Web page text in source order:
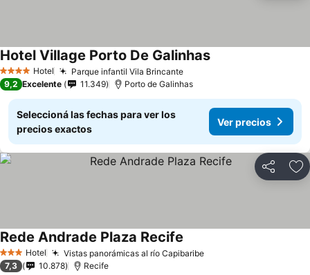
4 EstrellasHotel Parque infantil Vila Brincante
Hotel Village Porto De Galinhas
9,2 Excelente 11.349 Porto de Galinhas
Seleccioná las fechas para ver los
precios exactos
Ver precios
Compartir
3 Estrellas
Hotel Vistas panorámicas al río Capibaribe
Rede Andrade Plaza Recife
7,3 10.878 Recife